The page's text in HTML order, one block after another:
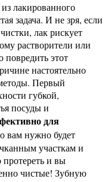
лакированного
задача. И не зря, если
лак рискует
растворители или
повредить этот
настоятельно
Первый
губкой,
посуды и
для
вам нужно будет
участкам и
протереть и вы
чистые! Зубную